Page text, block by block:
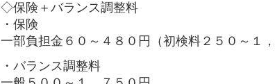
◇保険＋バランス調整料
・保険
一部負担金６０～４８０円（初検料２５０～１
・バランス調整料